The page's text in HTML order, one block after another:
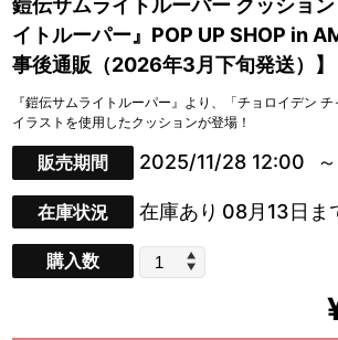
鎧伝サムライトルーパー クッショ
イトルーパー』POP UP SHOP in
事後通販（2026年3月下旬発送）】
『鎧伝サムライトルーパー』より、「チョロイデン
イラストを使用したクッションが登場！
販売期間 2025/11/28 12:00
在庫状況 在庫あり 08月13日ま
購入数